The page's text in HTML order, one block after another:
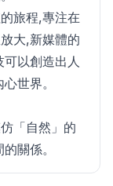
旅程,專注在
大,新媒體的
以創造出人
世界。
「自然」的
關係。